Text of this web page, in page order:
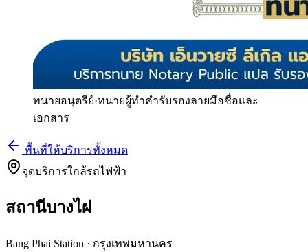
ทนายอนุตรีย์·ทนายผู้ทำคำรับรองลายมือชื่อและ
เอกสาร
พื้นที่ให้บริการทั้งหมด
จุดบริการใกล้รถไฟฟ้า
สถานีบางไผ่
Bang Phai Station · กรุงเทพมหานคร